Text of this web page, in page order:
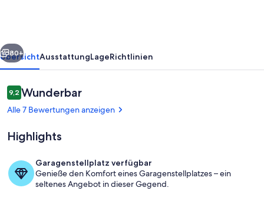
Nogalera)
Außenbereich
Weiter
80+
ÜbersichtAusstattungLageRichtlinien
Bewertungen
9,29,2 von 10.
Wunderbar
Alle 7 Bewertungen anzeigen
Highlights
Garagenstellplatz verfügbar
Genieße den Komfort eines Garagenstellplatzes – ein
seltenes Angebot in dieser Gegend.